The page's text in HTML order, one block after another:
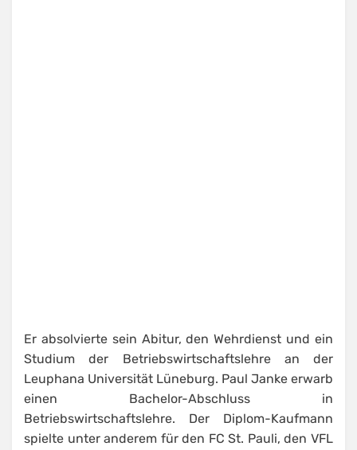
Er absolvierte sein Abitur, den Wehrdienst und ein
Studium der Betriebswirtschaftslehre an der
Leuphana Universität Lüneburg. Paul Janke erwarb
einen Bachelor-Abschluss in
Betriebswirtschaftslehre. Der Diplom-Kaufmann
spielte unter anderem für den FC St. Pauli, den VFL